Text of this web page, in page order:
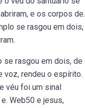
e os corpos de.
se rasgou em dois,
se rasgou em dois, de
voz, rendeu o espírito.
véu foi um sinal
Web50 e jesus,